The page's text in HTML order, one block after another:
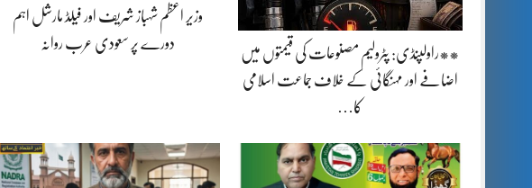
**راولپنڈی: پٹرولیم مصنوعات کی قیمتوں میں
اضافے اور مہنگائی کے خلاف جماعت اسلامی
کا…
وزیر اعظم شہباز شریف اور فیلڈ مارشل اہم
دورے پر سعودی عرب روانہ